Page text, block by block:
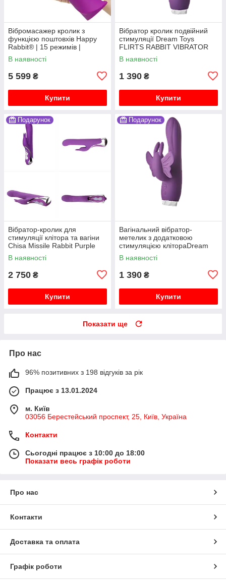
Вібромасажер кролик з
функцією поштовхів Happy
Rabbit® | 15 режимів |
Водонепроникний
В наявності
5 599 ₴
Купити
Вібратор кролик подвійний
стимуляції Dream Toys
FLIRTS RABBIT VIBRATOR
PURPLE
В наявності
1 390 ₴
Купити
Подарунок
Вібратор-кролик для
стимуляції клітора та вагіни
Chisa Missile Rabbit Purple
В наявності
2 750 ₴
Купити
Подарунок
Вагінальний вібратор-
метелик з додатковою
стимуляцією клітораDream
Toys FLIRTS BUTTERFLY
VIBRATOR PURPLE
В наявності
1 390 ₴
Купити
Показати ще
Про нас
96% позитивних з 198 відгуків за рік
Працює з 13.01.2024
м. Київ
03056 Берестейський проспект, 25, Київ, Україна
Контакти
Сьогодні працює з 10:00 до 18:00
Показати весь графік роботи
Про нас
Контакти
Доставка та оплата
Графік роботи